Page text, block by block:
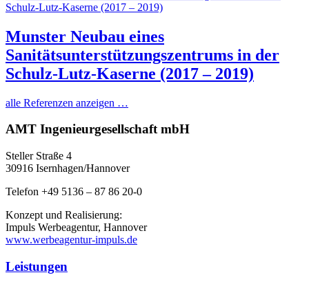
Munster Neubau eines
Sanitätsunterstützungszentrums in der
Schulz-Lutz-Kaserne (2017 – 2019)
alle Referenzen anzeigen …
AMT Ingenieurgesellschaft mbH
Steller Straße 4
30916 Isernhagen/Hannover
Telefon +49 5136 – 87 86 20-0
Konzept und Realisierung:
Impuls Werbeagentur, Hannover
www.werbeagentur-impuls.de
Leistungen